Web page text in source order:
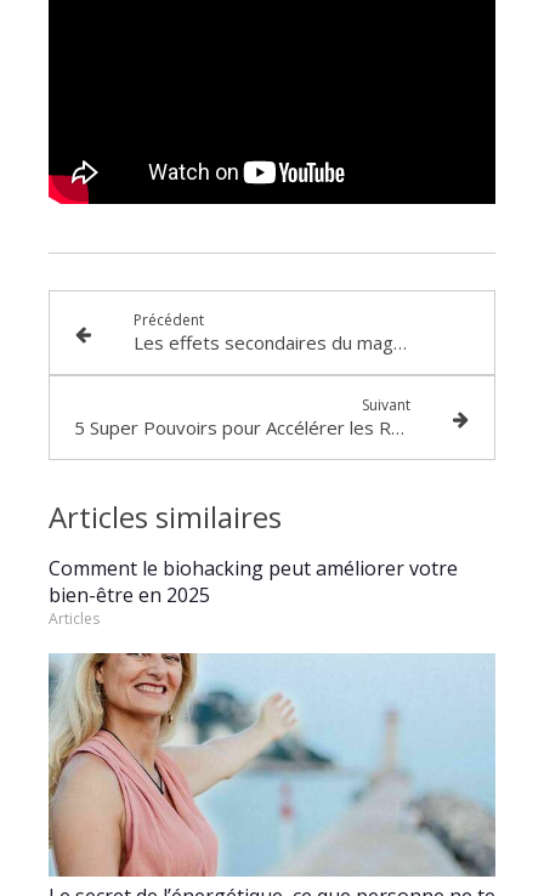
Précédent
Les effets secondaires du magnétisme : quand les libérations de mémoires s'invitent
Suivant
5 Super Pouvoirs pour Accélérer les Résultats de Tes Clients et Faire Exploser Ton Succès
Articles similaires
Comment le biohacking peut améliorer votre
bien-être en 2025
Articles